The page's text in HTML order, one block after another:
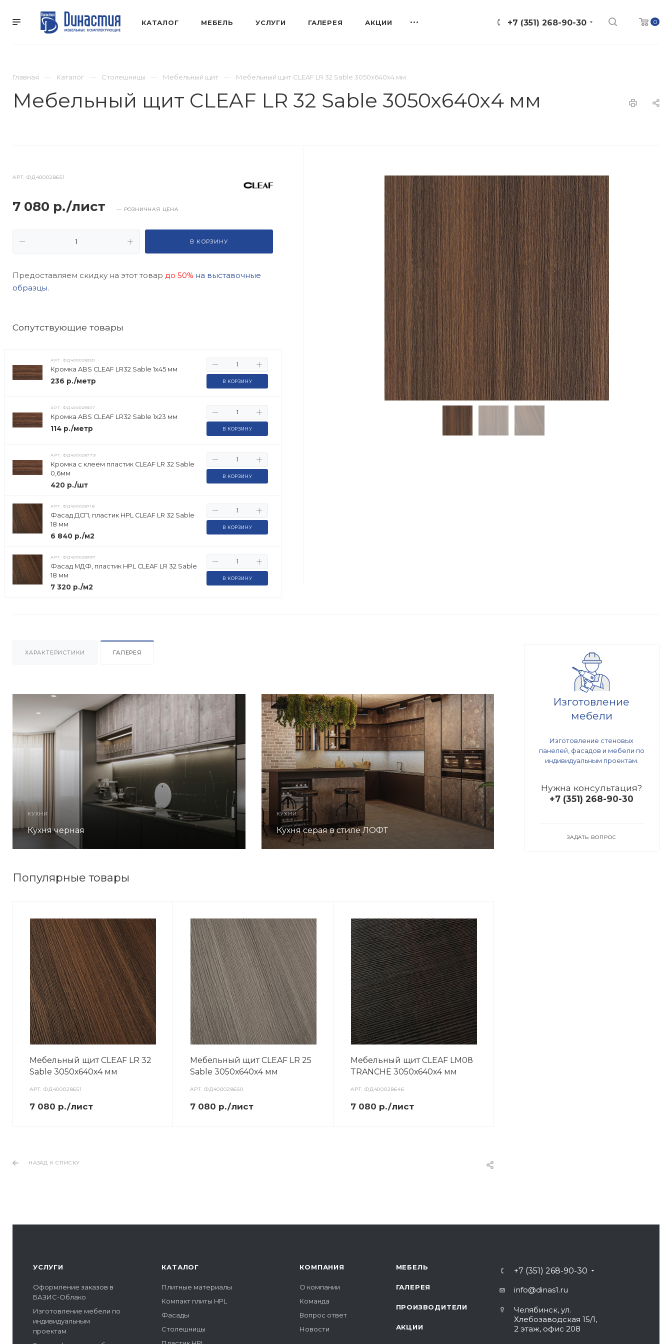
0
+7 (351) 268-90-30
КАТАЛОГ МЕБЕЛЬ УСЛУГИ ГАЛЕРЕЯ АКЦИИ
Главная Каталог Столешницы Мебельный щит Мебельный щит CLEAF LR 32 Sable 3050х640х4 мм
Мебельный щит CLEAF LR 32 Sable 3050х640х4 мм
АРТ.ФД400028651
7 080 р./лист — РОЗНИЧНАЯ ЦЕНА
В КОРЗИНУ
Предоставляем скидку на этот товар до 50% на выставочные
образцы.
Cопутствующие товары
АРТ.ФД400028330
Кромка ABS CLEAF LR32 Sable 1х45 мм
236 р./метр В КОРЗИНУ
АРТ.ФД400028307
Кромка ABS CLEAF LR32 Sable 1х23 мм
114 р./метр В КОРЗИНУ
АРТ.ФД400028779
Кромка с клеем пластик CLEAF LR 32 Sable
0,6мм
420 р./шт
В КОРЗИНУ
АРТ.ФД400028718
Фасад ДСП, пластик HPL CLEAF LR 32 Sable
18 мм
6 840 р./м2
В КОРЗИНУ
АРТ.ФД400028997
Фасад МДФ, пластик HPL CLEAF LR 32 Sable
18 мм
7 320 р./м2
В КОРЗИНУ
Изготовление
мебели
Изготовление стеновых
панелей, фасадов и мебели по
индивидуальным проектам.
Нужна консультация?
+7 (351) 268-90-30
ЗАДАТЬ ВОПРОС
ХАРАКТЕРИСТИКИ ГАЛЕРЕЯ
КУХНИ
Кухня черная
КУХНИ
Кухня серая в стиле ЛОФТ
Популярные товары
Мебельный щит CLEAF LR 32
Sable 3050х640х4 мм
АРТ.ФД400028651
7 080 р./лист
Мебельный щит CLEAF LR 25
Sable 3050х640х4 мм
АРТ.ФД400028650
7 080 р./лист
Мебельный щит CLEAF LM08
TRANCHE 3050х640х4 мм
АРТ.ФД400028646
7 080 р./лист
НАЗАД К СПИСКУ
УСЛУГИ
Оформление заказов в
БАЗИС-Облако
Изготовление мебели по
индивидуальным
проектам
КАТАЛОГ
Плитные материалы
Компакт плиты HPL
Фасады
Столешницы
КОМПАНИЯ
О компании
Команда
Вопрос ответ
Новости
МЕБЕЛЬ
ГАЛЕРЕЯ
ПРОИЗВОДИТЕЛИ
АКЦИИ
+7 (351) 268-90-30
info@dinas1.ru
Челябинск, ул.
Хлебозаводская 15/1,
2 этаж, офис 208